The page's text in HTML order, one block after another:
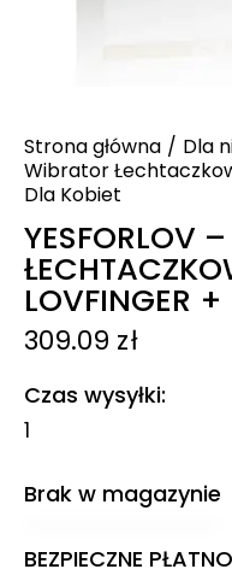
Strona główna Dla
Wibrator
Dla Kobiet
YESFORLOV
LOVFINGER +
309.09 zł
Czas wysyłki
1
Brak w magazynie
BEZPIECZNE